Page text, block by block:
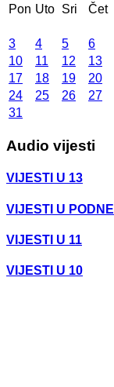
Pon Uto Sri Čet
3
4 5 6
10
11 12 13
17
18 19 20
24
25 26 27
31
Audio vijesti
VIJESTI U 13
VIJESTI U PODNE
VIJESTI U 11
VIJESTI U 10